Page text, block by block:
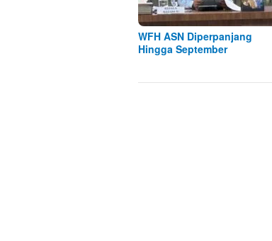
WFH ASN Diperpanjang
Hingga September